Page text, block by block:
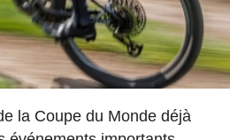
la Coupe du Monde déjà